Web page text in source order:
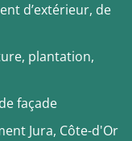
d’extérieur, de
plantation,
façade
Jura, Côte-d'Or